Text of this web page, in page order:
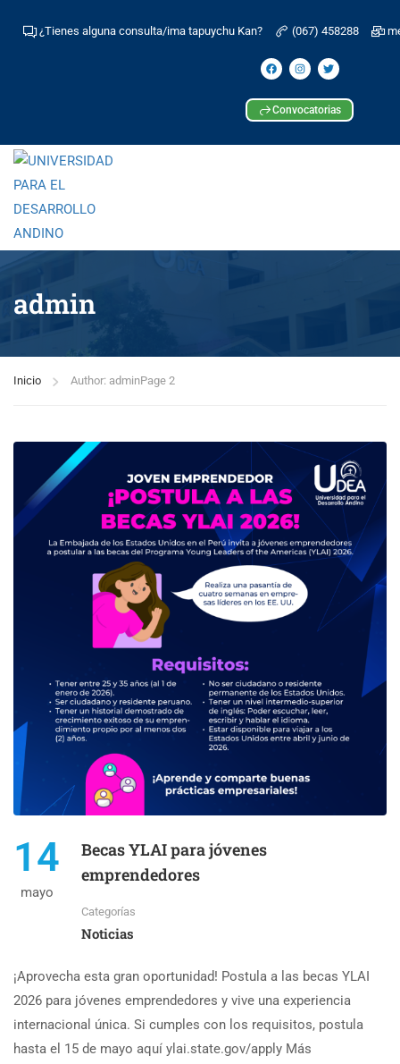
¿Tienes alguna consulta/ima tapuychu Kan? (067) 458288
Convocatorias
admin
Inicio Author: adminPage 2
14
mayo
Becas YLAI para jóvenes
emprendedores
Categorías
Noticias
¡Aprovecha esta gran oportunidad! Postula a las becas YLAI
2026 para jóvenes emprendedores y vive una experiencia
internacional única. Si cumples con los requisitos, postula
hasta el 15 de mayo aquí ylai.state.gov/apply Más